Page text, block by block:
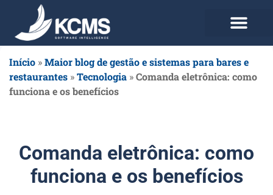
Início »Maior blog de gestão e sistemas para bares e
restaurantes »Tecnologia »Comanda eletrônica: como
funciona e os benefícios
Comanda eletrônica: como
funciona e os benefícios